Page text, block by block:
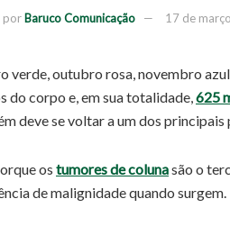
porBaruco Comunicação 17 de
verde, outubro rosa, novembro
do corpo e, em sua totalidade, 625
deve se voltar a um dos
os tumores de colunasão o
de malignidade quando surgem.